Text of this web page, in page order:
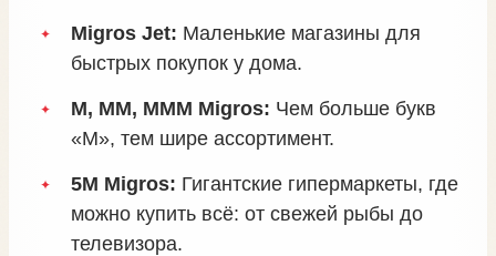
Migros Jet: Маленькие магазины для
быстрых покупок у дома.
M, MM, MMM Migros: Чем больше букв
«М», тем шире ассортимент.
5M Migros: Гигантские гипермаркеты, где
можно купить всё: от свежей рыбы до
телевизора.